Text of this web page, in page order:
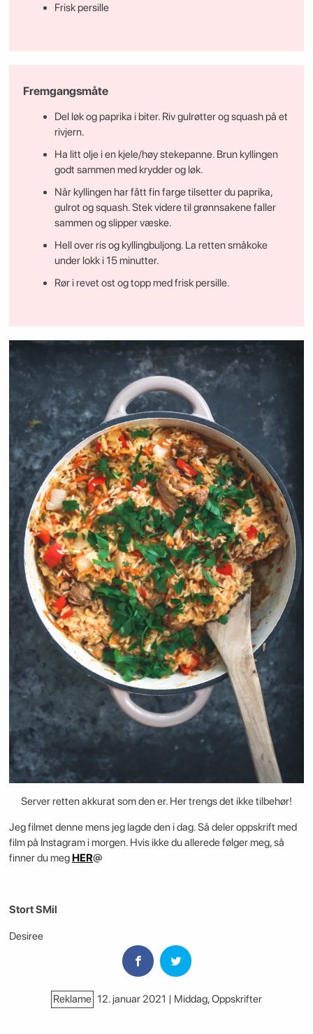
Frisk persille
Fremgangsmåte
Del løk og paprika i biter. Riv gulrøtter og squash på et
rivjern.
Ha litt olje i en kjele/høy stekepanne. Brun kyllingen
godt sammen med krydder og løk.
Når kyllingen har fått fin farge tilsetter du paprika,
gulrot og squash. Stek videre til grønnsakene faller
sammen og slipper væske.
Hell over ris og kyllingbuljong. La retten småkoke
under lokk i 15 minutter.
Rør i revet ost og topp med frisk persille.
Server retten akkurat som den er. Her trengs det ikke tilbehør!
Jeg filmet denne mens jeg lagde den i dag. Så deler oppskrift med
film på Instagram i morgen. Hvis ikke du allerede følger meg, så
finner du megHER@
Stort SMil
Desiree
Reklame 12. januar 2021 | Middag,Oppskrifter